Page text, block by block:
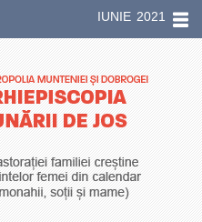
IUNIE 2021